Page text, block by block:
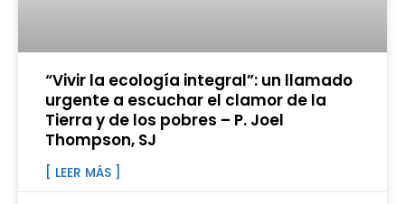
“Vivir la ecología integral”: un llamado
urgente a escuchar el clamor de la
Tierra y de los pobres – P. Joel
Thompson, SJ
[ LEER MÁS ]